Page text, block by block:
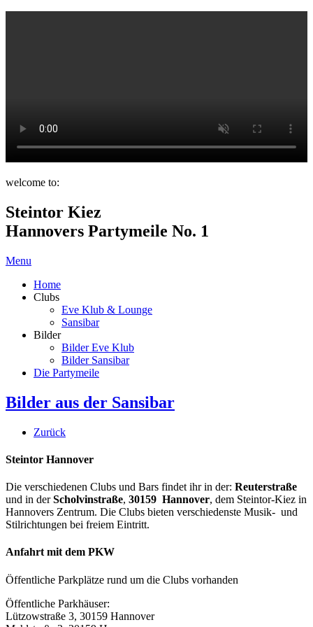
welcome to:
Steintor Kiez
Hannovers Partymeile No. 1
Menu
Home
Clubs
Eve Klub & Lounge
Sansibar
Bilder
Bilder Eve Klub
Bilder Sansibar
Die Partymeile
Bilder aus der Sansibar
Zurück
Steintor Hannover
Die verschiedenen Clubs und Bars findet ihr in der: Reuterstraße
und in derScholvinstraße, 30159 Hannover, dem Steintor-Kiez in
Hannovers Zentrum. Die Clubs bieten verschiedenste Musik- und
Stilrichtungen bei freiem Eintritt.
Anfahrt mit dem PKW
Öffentliche Parkplätze rund um die Clubs vorhanden
Öffentliche Parkhäuser:
Lützowstraße 3, 30159 Hannover